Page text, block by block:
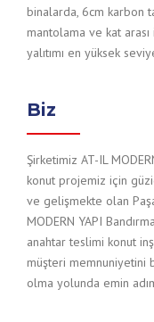
binalarda, 6cm karbon
mantolama ve kat arası
yalıtımı en yüksek
Biz
Şirketimiz AT-IL
konut projemiz için
ve gelişmekte olan
MODERN YAPI
anahtar teslimi konut
müşteri memnuniyetini
olma yolunda emin